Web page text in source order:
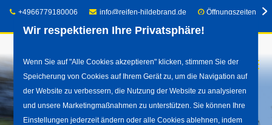
Wir respektieren Ihre Privatsphäre!
Wenn Sie auf "Alle Cookies akzeptieren" klicken, stimmen Sie der
Speicherung von Cookies auf Ihrem Gerät zu, um die Navigation auf
der Website zu verbessern, die Nutzung der Website zu analysieren
und unsere Marketingmaßnahmen zu unterstützen. Sie können Ihre
Einstellungen jederzeit ändern oder alle Cookies ablehnen, indem
Direkt
zum
Inhalt
Telefon:
+4966779180006 E-Mail:info@reifen-hildebrand.de Öffnungszeiten
☰